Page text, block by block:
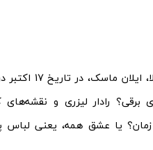
کسی نمی‌داند
برقی؟ رادار لیزری و
یا عشق همه، یعنی لباس